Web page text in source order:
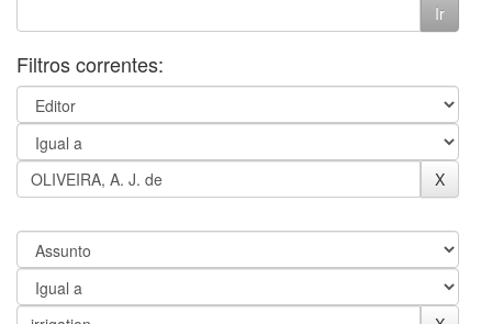
Filtros correntes: